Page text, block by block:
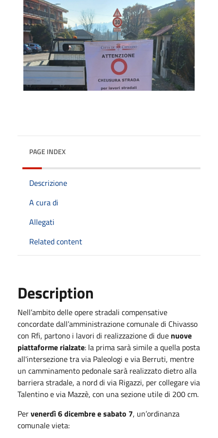
PAGE INDEX
Descrizione
A cura di
Allegati
Related content
Description
Nell’ambito delle opere stradali compensative
concordate dall’amministrazione comunale di Chivasso
con Rfi, partono i lavori di realizzazione di due nuove
piattaforme rialzate: la prima sarà simile a quella posta
all'intersezione tra via Paleologi e via Berruti, mentre
un camminamento pedonale sarà realizzato dietro alla
barriera stradale, a nord di via Rigazzi, per collegare via
Talentino e via Mazzè, con una sezione utile di 200 cm.
Pervenerdì 6 dicembre e sabato 7, un’ordinanza
comunale vieta: